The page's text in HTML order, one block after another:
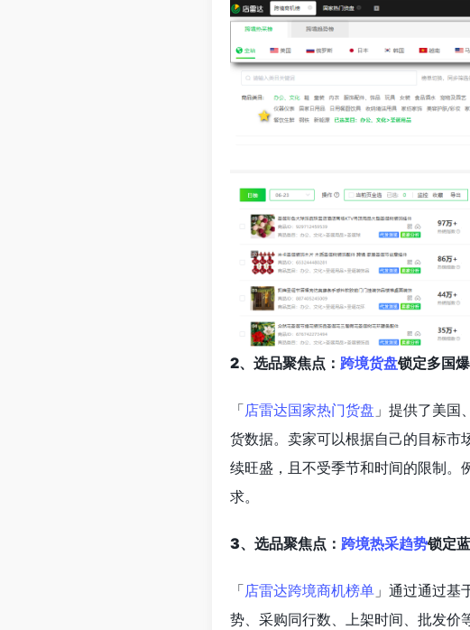
2、选品聚焦点： 跨境货盘锁定多国
「店雷达国家热门货盘 」提供了美国
货数据。卖家可以根据自己的目标市
续旺盛，且不受季节和时间的限制。
求。
3、选品聚焦点： 跨境热采趋势锁定
「店雷达跨境商机榜单 」通过通过基
势、采购同行数、上架时间、批发价